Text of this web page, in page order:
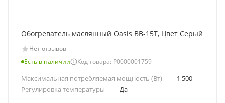
Обогреватель маслянный Oasis BB-15T, Цвет Серый
Нет отзывов
Есть в наличии
Код товара: Р0000001759
Максимальная потребляемая мощность (Вт) — 1 500
Регулировка температуры — Да